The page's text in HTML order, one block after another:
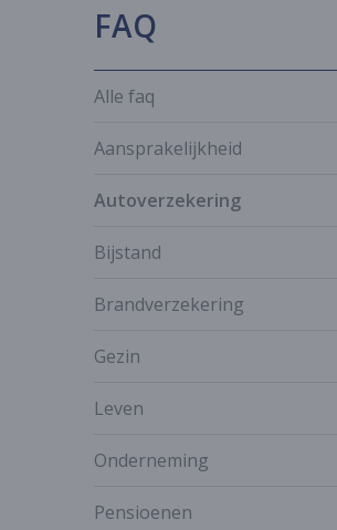
FAQ
Alle faq
Aansprakelijkheid
Autoverzekering
Bijstand
Brandverzekering
Gezin
Leven
Onderneming
Pensioenen